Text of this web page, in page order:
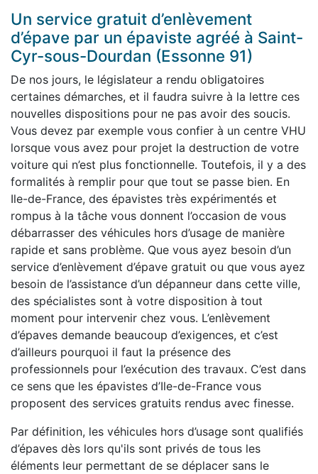
Un service gratuit d’enlèvement
d’épave par un épaviste agréé à Saint-
Cyr-sous-Dourdan (Essonne 91)
De nos jours, le législateur a rendu obligatoires
certaines démarches, et il faudra suivre à la lettre ces
nouvelles dispositions pour ne pas avoir des soucis.
Vous devez par exemple vous confier à un centre VHU
lorsque vous avez pour projet la destruction de votre
voiture qui n’est plus fonctionnelle. Toutefois, il y a des
formalités à remplir pour que tout se passe bien. En
Ile-de-France, des épavistes très expérimentés et
rompus à la tâche vous donnent l’occasion de vous
débarrasser des véhicules hors d’usage de manière
rapide et sans problème. Que vous ayez besoin d’un
service d’enlèvement d’épave gratuit ou que vous ayez
besoin de l’assistance d’un dépanneur dans cette ville,
des spécialistes sont à votre disposition à tout
moment pour intervenir chez vous. L’enlèvement
d’épaves demande beaucoup d’exigences, et c’est
d’ailleurs pourquoi il faut la présence des
professionnels pour l’exécution des travaux. C’est dans
ce sens que les épavistes d’Ile-de-France vous
proposent des services gratuits rendus avec finesse.
Par définition, les véhicules hors d’usage sont qualifiés
d’épaves dès lors qu'ils sont privés de tous les
éléments leur permettant de se déplacer sans le